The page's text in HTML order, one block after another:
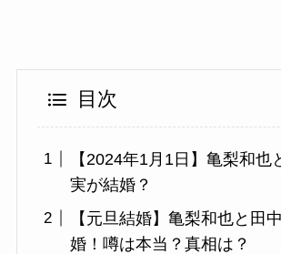
目次
【2024年1月1日】亀梨和也
実が結婚？
【元旦結婚】亀梨和也と田
婚！噂は本当？真相は？